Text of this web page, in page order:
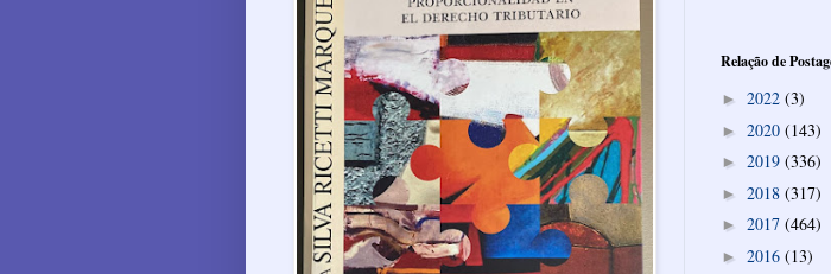
Relação de
► 2022 (3)
► 2020 (143)
► 2019 (336)
► 2018 (317)
► 2017 (464)
► 2016 (13)